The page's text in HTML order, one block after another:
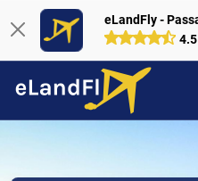
eLandFly -
4.5